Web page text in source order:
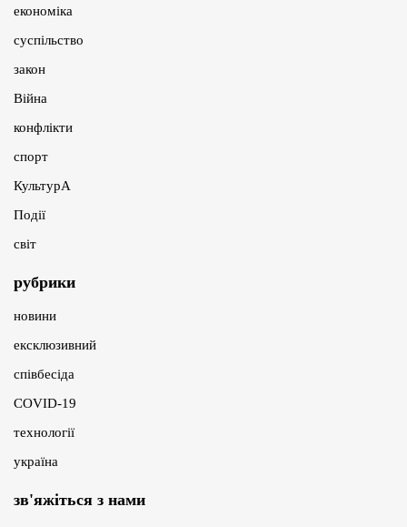
економіка
суспільство
закон
Війна
конфлікти
спорт
КультурА
Події
світ
рубрики
новини
ексклюзивний
співбесіда
COVID-19
технології
україна
зв'яжіться з нами